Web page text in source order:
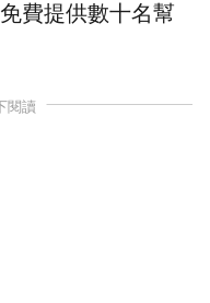
費提供數十名幫
閱讀